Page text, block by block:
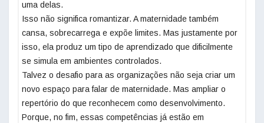
uma delas.
Isso não significa romantizar. A maternidade também
cansa, sobrecarrega e expõe limites. Mas justamente por
isso, ela produz um tipo de aprendizado que dificilmente
se simula em ambientes controlados.
Talvez o desafio para as organizações não seja criar um
novo espaço para falar de maternidade. Mas ampliar o
repertório do que reconhecem como desenvolvimento.
Porque, no fim, essas competências já estão em